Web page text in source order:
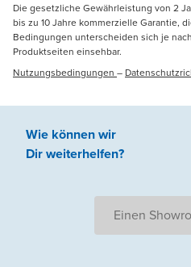
Die gesetzliche Gewährleistung von 2
bis zu 10 Jahre kommerzielle Garantie,
Bedingungen unterscheiden sich je
Produktseiten einsehbar.
Nutzungsbedingungen –
Wie können wir
Dir weiterhelfen?
Einen